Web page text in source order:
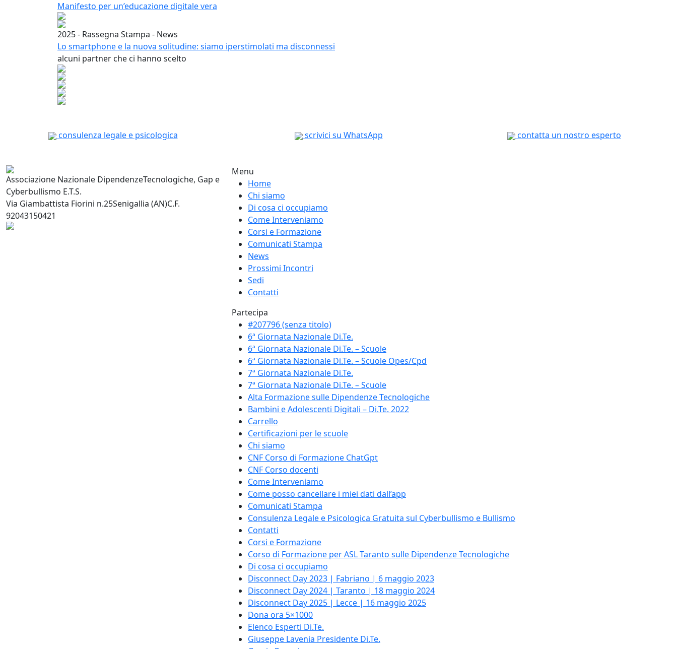
Manifesto per un’educazione digitale vera
2025 - Rassegna Stampa - News
Lo smartphone e la nuova solitudine: siamo iperstimolati ma disconnessi
alcuni partner che ci hanno scelto
consulenza legale e psicologica scrivici su WhatsApp contatta un nostro esperto
Associazione Nazionale DipendenzeTecnologiche, Gap e
Cyberbullismo E.T.S.
Via Giambattista Fiorini n.25Senigallia (AN)C.F.
92043150421
Menu
Home
Chi siamo
Di cosa ci occupiamo
Come Interveniamo
Corsi e Formazione
Comunicati Stampa
News
Prossimi Incontri
Sedi
Contatti
Partecipa
#207796 (senza titolo)
6ª Giornata Nazionale Di.Te.
6ª Giornata Nazionale Di.Te. – Scuole
6ª Giornata Nazionale Di.Te. – Scuole Opes/Cpd
7ª Giornata Nazionale Di.Te.
7ª Giornata Nazionale Di.Te. – Scuole
Alta Formazione sulle Dipendenze Tecnologiche
Bambini e Adolescenti Digitali – Di.Te. 2022
Carrello
Certificazioni per le scuole
Chi siamo
CNF Corso di Formazione ChatGpt
CNF Corso docenti
Come Interveniamo
Come posso cancellare i miei dati dall’app
Comunicati Stampa
Consulenza Legale e Psicologica Gratuita sul Cyberbullismo e Bullismo
Contatti
Corsi e Formazione
Corso di Formazione per ASL Taranto sulle Dipendenze Tecnologiche
Di cosa ci occupiamo
Disconnect Day 2023 | Fabriano | 6 maggio 2023
Disconnect Day 2024 | Taranto | 18 maggio 2024
Disconnect Day 2025 | Lecce | 16 maggio 2025
Dona ora 5×1000
Elenco Esperti Di.Te.
Giuseppe Lavenia Presidente Di.Te.